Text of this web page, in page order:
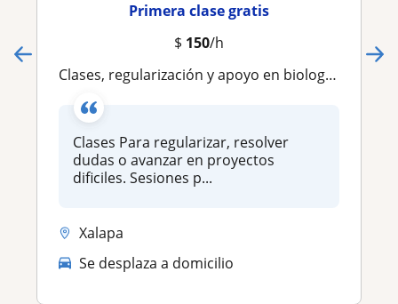
Primera clase gratis
$ 150/h
Clases, regularización y apoyo en biología, desde secundaria hasta licenciatura. Pregunta por asesoría para tesis y proyecto de investigación
Clases Para regularizar, resolver
dudas o avanzar en proyectos
dificiles. Sesiones p...
Xalapa
Se desplaza a domicilio